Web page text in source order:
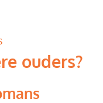
ouders?